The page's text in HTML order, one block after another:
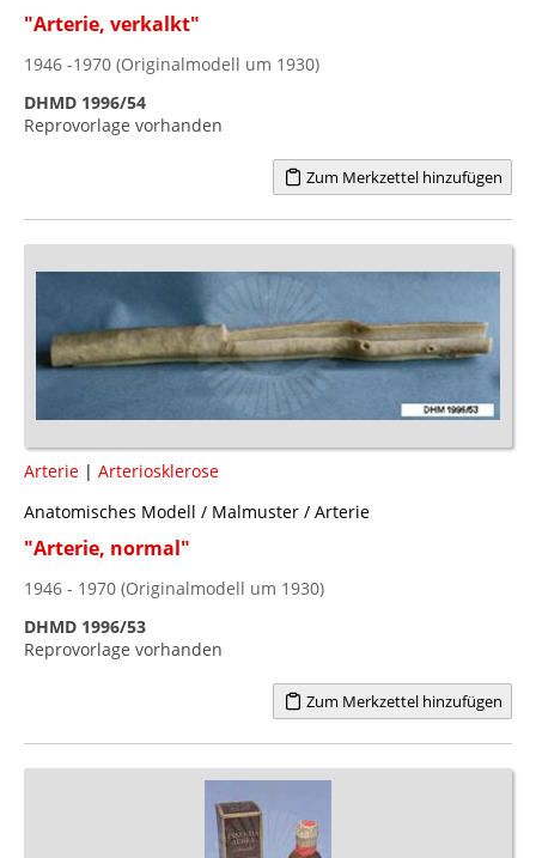
"Arterie, verkalkt"
1946 -1970 (Originalmodell um 1930)
DHMD 1996/54
Reprovorlage vorhanden
Zum Merkzettel hinzufügen
Arterie | Arteriosklerose
Anatomisches Modell / Malmuster / Arterie
"Arterie, normal"
1946 - 1970 (Originalmodell um 1930)
DHMD 1996/53
Reprovorlage vorhanden
Zum Merkzettel hinzufügen